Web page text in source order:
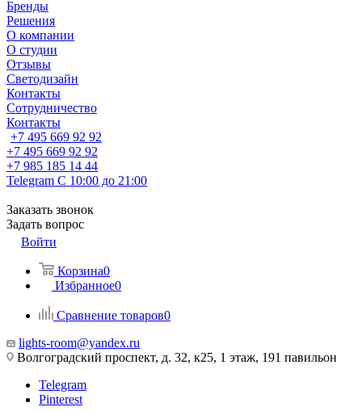
Бренды
Решения
О компании
О студии
Отзывы
Светодизайн
Контакты
Сотрудничество
Контакты
+7 495 669 92 92
+7 495 669 92 92
+7 985 185 14 44
Telegram С 10:00 до 21:00
Заказать звонок
Задать вопрос
Войти
Корзина0
Избранное0
Сравнение товаров0
lights-room@yandex.ru
Волгоградский проспект, д. 32, к25, 1 этаж, 191 павильон
Telegram
Pinterest